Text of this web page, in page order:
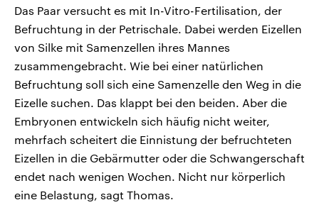
Das Paar versucht es mit In-Vitro-Fertilisation, der
Befruchtung in der Petrischale. Dabei werden Eizellen
von Silke mit Samenzellen ihres Mannes
zusammengebracht. Wie bei einer natürlichen
Befruchtung soll sich eine Samenzelle den Weg in die
Eizelle suchen. Das klappt bei den beiden. Aber die
Embryonen entwickeln sich häufig nicht weiter,
mehrfach scheitert die Einnistung der befruchteten
Eizellen in die Gebärmutter oder die Schwangerschaft
endet nach wenigen Wochen. Nicht nur körperlich
eine Belastung, sagt Thomas.